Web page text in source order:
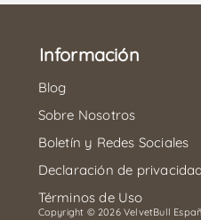
Información
Blog
Sobre Nosotros
Boletín y Redes Sociales
Declaración de privacidad
Términos de Uso
Copyright © 2026 VelvetBull